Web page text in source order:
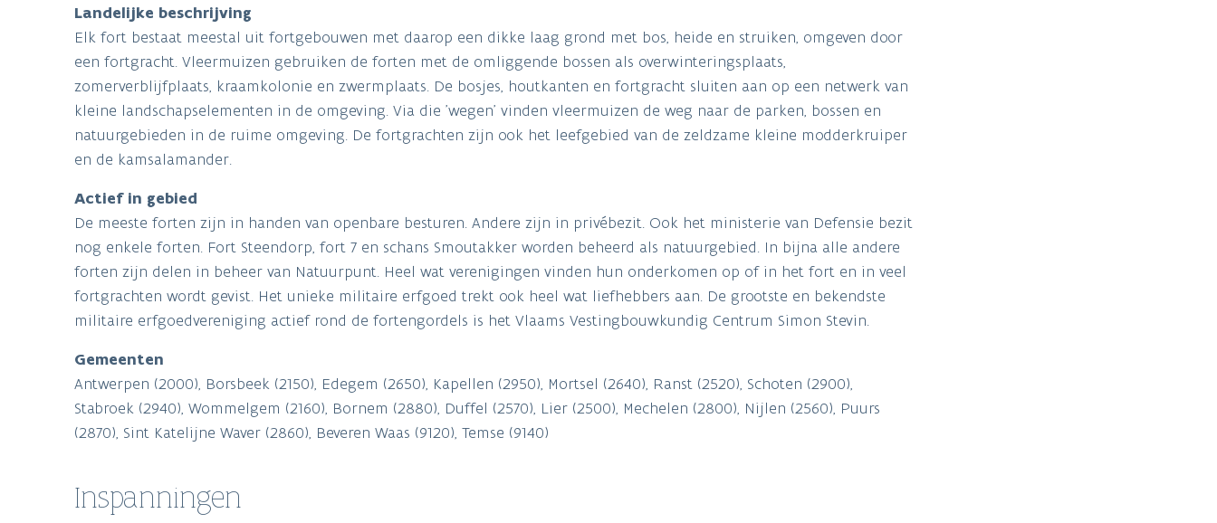
Landelijke beschrijving
Elk fort bestaat meestal uit fortgebouwen met daarop een dikke laag grond met bos, heide en struiken, omgeven door
een fortgracht. Vleermuizen gebruiken de forten met de omliggende bossen als overwinteringsplaats,
zomerverblijfplaats, kraamkolonie en zwermplaats. De bosjes, houtkanten en fortgracht sluiten aan op een netwerk van
kleine landschapselementen in de omgeving. Via die 'wegen' vinden vleermuizen de weg naar de parken, bossen en
natuurgebieden in de ruime omgeving. De fortgrachten zijn ook het leefgebied van de zeldzame kleine modderkruiper
en de kamsalamander.
Actief in gebied
De meeste forten zijn in handen van openbare besturen. Andere zijn in privébezit. Ook het ministerie van Defensie bezit
nog enkele forten. Fort Steendorp, fort 7 en schans Smoutakker worden beheerd als natuurgebied. In bijna alle andere
forten zijn delen in beheer van Natuurpunt. Heel wat verenigingen vinden hun onderkomen op of in het fort en in veel
fortgrachten wordt gevist. Het unieke militaire erfgoed trekt ook heel wat liefhebbers aan. De grootste en bekendste
militaire erfgoedvereniging actief rond de fortengordels is het Vlaams Vestingbouwkundig Centrum Simon Stevin.
Gemeenten
Antwerpen (2000), Borsbeek (2150), Edegem (2650), Kapellen (2950), Mortsel (2640), Ranst (2520), Schoten (2900),
Stabroek (2940), Wommelgem (2160), Bornem (2880), Duffel (2570), Lier (2500), Mechelen (2800), Nijlen (2560), Puurs
(2870), Sint Katelijne Waver (2860), Beveren Waas (9120), Temse (9140)
Inspanningen